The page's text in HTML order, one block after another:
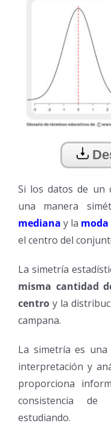
Si los datos de un
una manera
mediana y la moda
el centro del
La simetría
misma cantidad
centro y la
campana.
La simetría es
interpretación y
proporciona
consistencia
estudiando.